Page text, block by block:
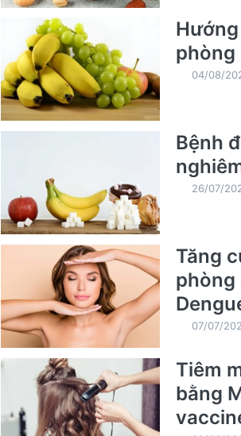
phòng
04/08/
Bệnh
26/07/
Tăng
phòng
07/07/
Tiêm
bằng